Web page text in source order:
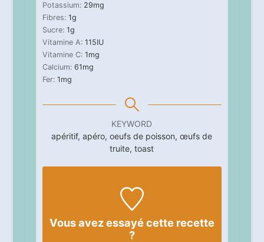
Potassium: 29mg
Fibres: 1g
Sucre: 1g
Vitamine A: 115IU
Vitamine C: 1mg
Calcium: 61mg
Fer: 1mg
KEYWORD
apéritif, apéro, oeufs de poisson, œufs de
truite, toast
Vous avez essayé cette recette
?